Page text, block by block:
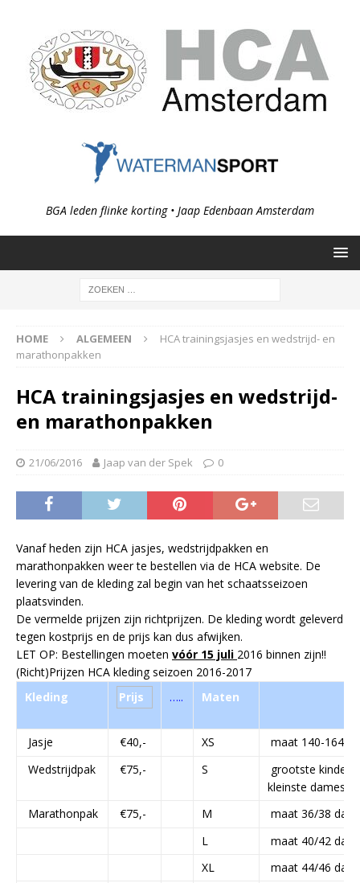
BGA leden flinke korting • Jaap Edenbaan Amsterdam
HOME ALGEMEEN
HCA trainingsjasjes en wedstrijd- en
marathonpakken
HCA trainingsjasjes en wedstrijd-
en marathonpakken
21/06/2016 Jaap van der Spek 0
Vanaf heden zijn HCA jasjes, wedstrijdpakken en
marathonpakken weer te bestellen via de HCA website. De
levering van de kleding zal begin van het schaatsseizoen
plaatsvinden.
De vermelde prijzen zijn richtprijzen. De kleding wordt geleverd
tegen kostprijs en de prijs kan dus afwijken.
LET OP: Bestellingen moeten vóór 15 juli 2016 binnen zijn!!
(Richt)Prijzen HCA kleding seizoen 2016-2017
Kleding
Prijs ….. Maten
Jasje €40,- XS
maat 140-164
Wedstrijdpak
€75,- S
grootste
kleinste dames
Marathonpak
€75,- M
maat 36/38
L
maat 40/42
XL
maat 44/46